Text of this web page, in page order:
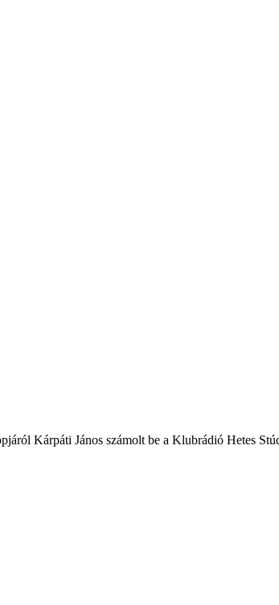
Kárpáti János számolt be a Klubrádió Hetes